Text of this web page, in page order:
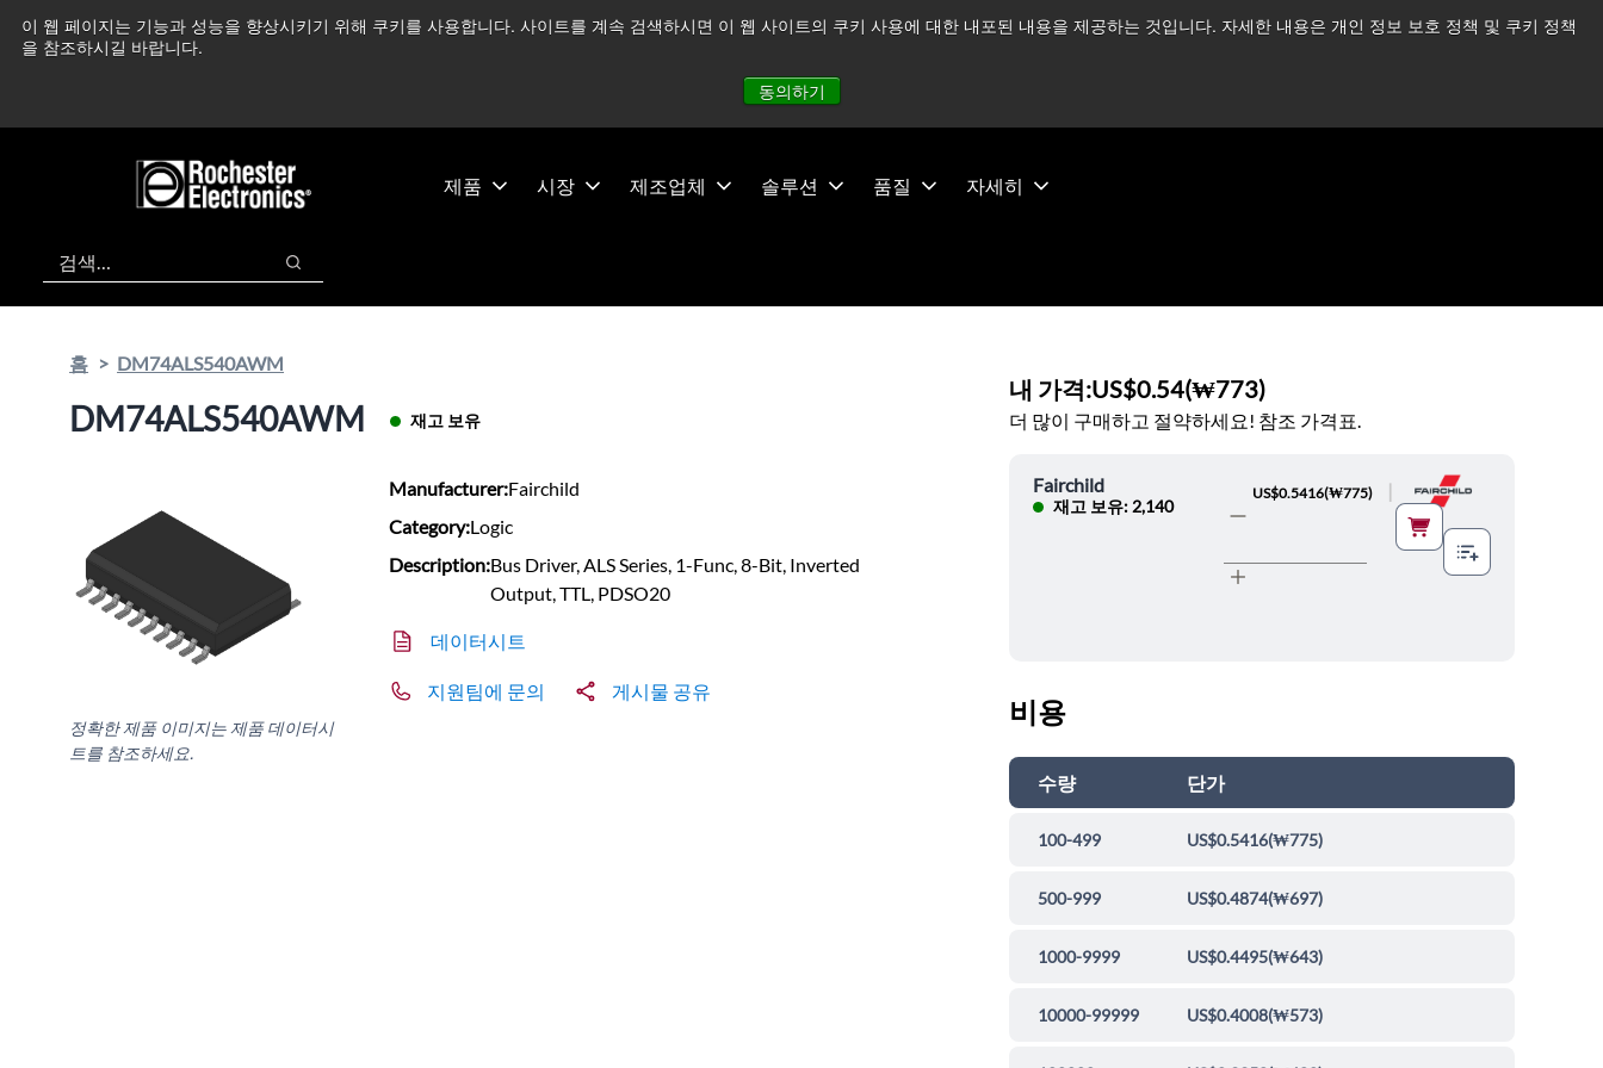
이 웹 페이지는 기능과 성능을 향상시키기 위해 쿠키를 사용합니다. 사이트를 계속 검색하시면 이 웹 사이트의 쿠키 사용에 대한 내포된 내용을 제공하는 것입니다. 자세한 내용은 개인 정보 보호 정책 및 쿠키 정책
을 참조하시길 바랍니다.
동의하기
츠
건
중동 지역 상황을 지속적으로 주시하고 있으며, 모든 서비스는 정상적으로 운영되고 있습니다. 더 읽어보기 →
제품 시장 제조업체 솔루션 품질 자세히
검색
검색
홈 DM74ALS540AWM
DM74ALS540AWM 재고 보유
정확한 제품 이미지는 제품 데이터시
트를 참조하세요.
Manufacturer:Fairchild
Category:Logic
Description:Bus Driver, ALS Series, 1-Func, 8-Bit, Inverted
Output, TTL, PDSO20
데이터시트
지원팀에 문의 게시물 공유
내 가격:US$0.54(₩773)
더 많이 구매하고 절약하세요! 참조 가격표.
Fairchild
재고 보유: 2,140
US$0.5416(₩775)
비용
수량 단가
100-499 US$0.5416(₩775)
500-999 US$0.4874(₩697)
1000-9999 US$0.4495(₩643)
10000-99999 US$0.4008(₩573)